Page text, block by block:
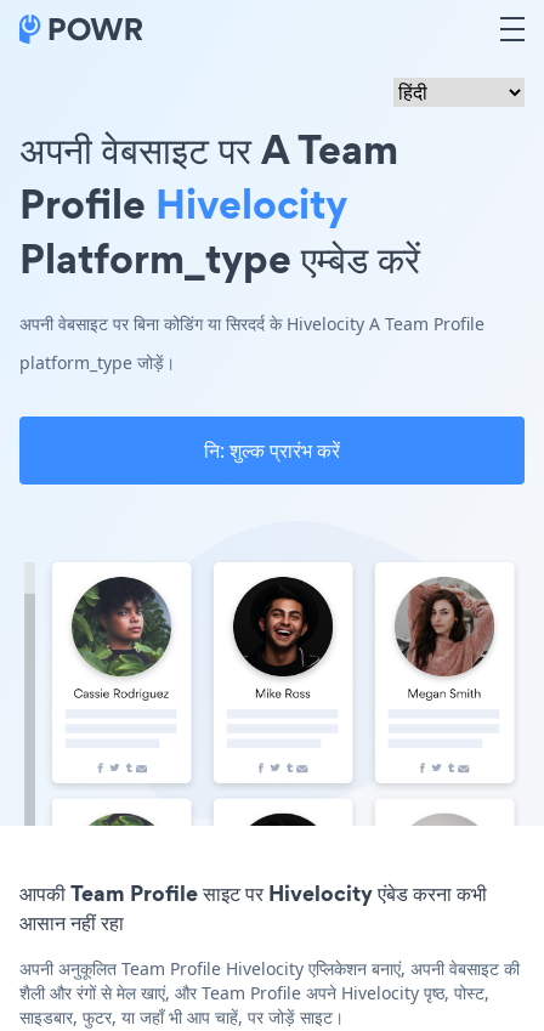
अपनी वेबसाइट पर A Team
Profile Hivelocity
Platform_type एम्बेड करें
अपनी वेबसाइट पर बिना कोडिंग या सिरदर्द के Hivelocity A Team Profile
platform_type जोड़ें।
नि: शुल्क प्रारंभ करें
आपकी Team Profile साइट पर Hivelocity एंबेड करना कभी
आसान नहीं रहा
अपनी अनुकूलित Team Profile Hivelocity एप्लिकेशन बनाएं, अपनी वेबसाइट की
शैली और रंगों से मेल खाएं, और Team Profile अपने Hivelocity पृष्ठ, पोस्ट,
साइडबार, फुटर, या जहाँ भी आप चाहें, पर जोड़ें साइट।